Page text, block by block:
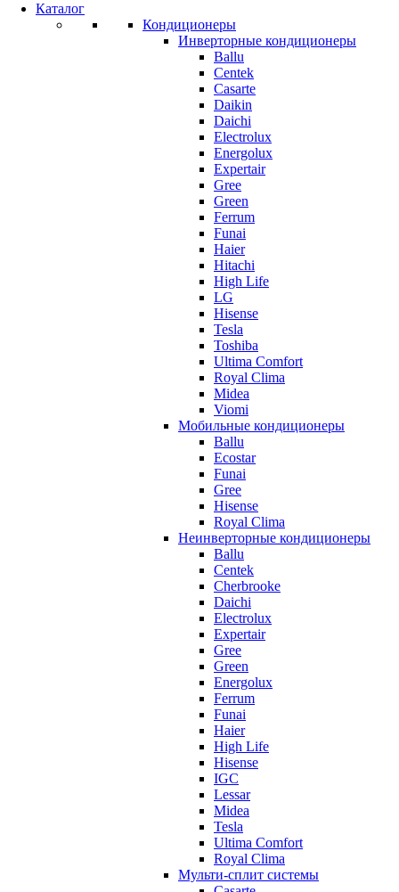
Каталог
Кондиционеры
Инверторные кондиционеры
Ballu
Centek
Casarte
Daikin
Daichi
Electrolux
Energolux
Expertair
Gree
Green
Ferrum
Funai
Haier
Hitachi
High Life
LG
Hisense
Tesla
Toshiba
Ultima Comfort
Royal Clima
Midea
Viomi
Мобильные кондиционеры
Ballu
Ecostar
Funai
Gree
Hisense
Royal Clima
Неинверторные кондиционеры
Ballu
Centek
Cherbrooke
Daichi
Electrolux
Expertair
Gree
Green
Energolux
Ferrum
Funai
Haier
High Life
Hisense
IGC
Lessar
Midea
Tesla
Ultima Comfort
Royal Clima
Мульти-сплит системы